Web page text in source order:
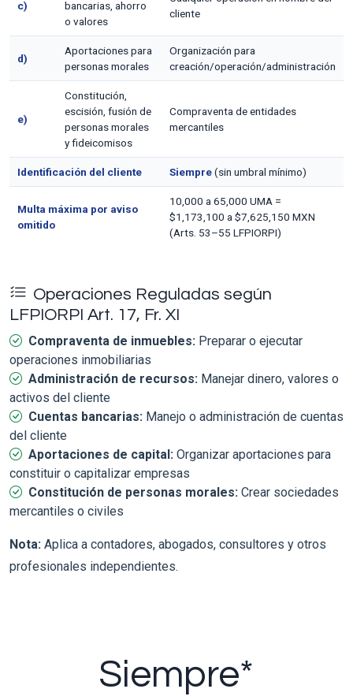
c)
bancarias, ahorro
o valores
cliente
d)
Aportaciones para
personas morales
Organización para
creación/operación/administración
e)
Constitución,
escisión, fusión de
personas morales
y fideicomisos
Compraventa de entidades
mercantiles
Identificación del cliente Siempre(sin umbral mínimo)
Multa máxima por aviso
omitido
10,000 a 65,000 UMA =
$1,173,100 a $7,625,150 MXN
(Arts. 53–55 LFPIORPI)
Operaciones Reguladas según
LFPIORPI Art. 17, Fr. XI
Compraventa de inmuebles: Preparar o ejecutar
operaciones inmobiliarias
Administración de recursos: Manejar dinero, valores o
activos del cliente
Cuentas bancarias: Manejo o administración de cuentas
del cliente
Aportaciones de capital: Organizar aportaciones para
constituir o capitalizar empresas
Constitución de personas morales: Crear sociedades
mercantiles o civiles
Nota: Aplica a contadores, abogados, consultores y otros
profesionales independientes.
Siempre*